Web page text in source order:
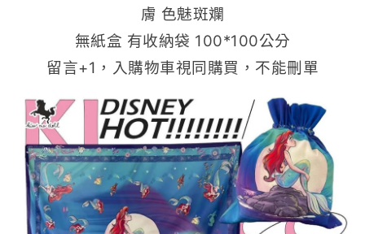
膚 色魅斑斕
無紙盒 有收納袋 100*100公分
留言+1，入購物車視同購買，不能刪單